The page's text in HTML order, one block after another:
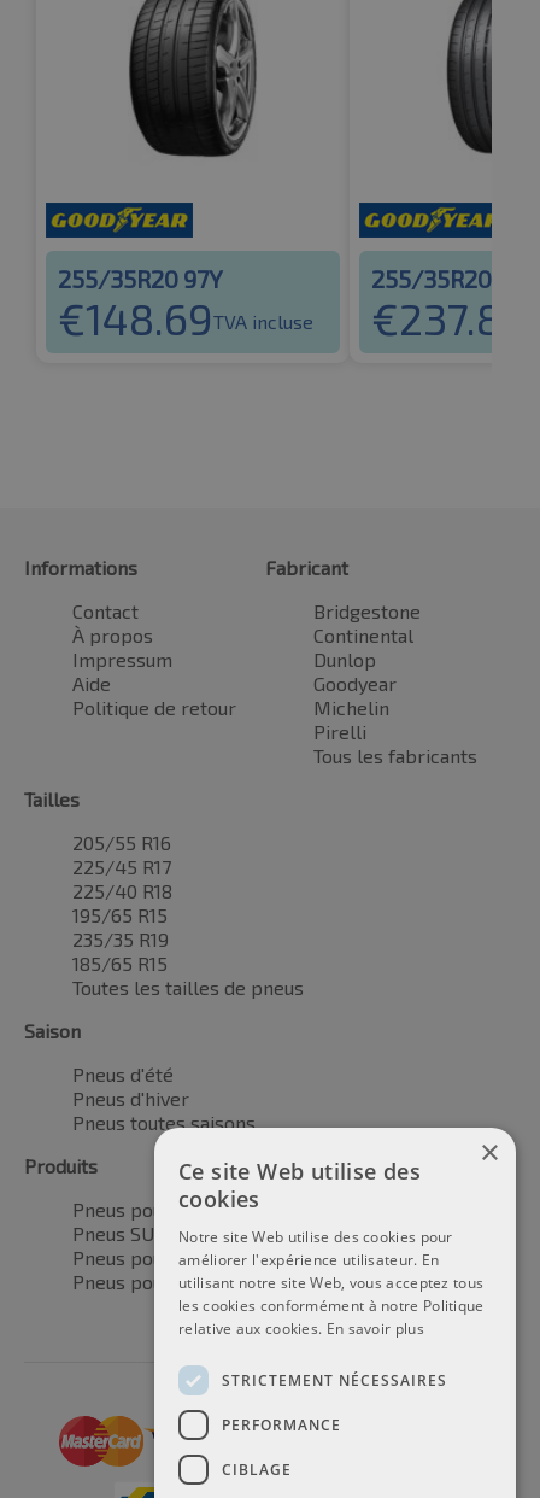
255/35R20 97Y
€148.69TVA incluse
255/35R20 97Y
€237.83
Informations
Contact
À propos
Impressum
Aide
Politique de retour
Fabricant
Bridgestone
Continental
Dunlop
Goodyear
Michelin
Pirelli
Tous les fabricants
Tailles
205/55 R16
225/45 R17
225/40 R18
195/65 R15
235/35 R19
185/65 R15
Toutes les tailles de pneus
Saison
Pneus d'été
Pneus d'hiver
Pneus toutes saisons
Produits
Pneus pour voitures
Pneus SUV / 4x4
Pneus pour camionnettes
Pneus pour motos
×
Ce site Web utilise des
cookies
Notre site Web utilise des cookies pour
améliorer l'expérience utilisateur. En
utilisant notre site Web, vous acceptez tous
les cookies conformément à notre Politique
relative aux cookies. En savoir plus
STRICTEMENT NÉCESSAIRES
PERFORMANCE
CIBLAGE